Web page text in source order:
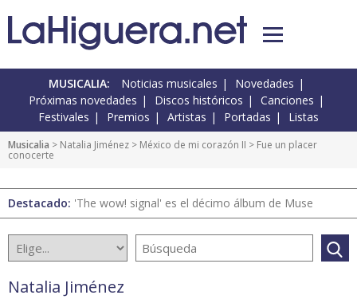
MUSICALIA: Noticias musicales
Novedades
Próximas novedades
Discos históricos
Canciones
Festivales
Premios Artistas Portadas Listas
Musicalia > Natalia Jiménez > México de mi corazón II > Fue un placer
conocerte
Destacado: 'The wow! signal' es el décimo álbum de Muse
Natalia Jiménez